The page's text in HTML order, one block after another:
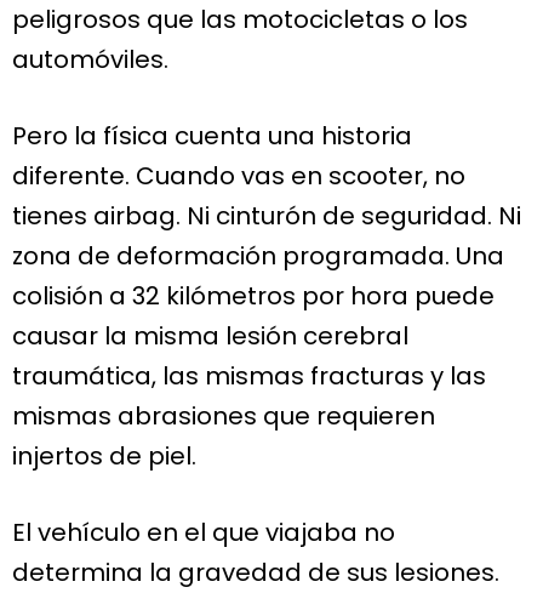
peligrosos que las motocicletas o los
automóviles.
Pero la física cuenta una historia
diferente. Cuando vas en scooter, no
tienes airbag. Ni cinturón de seguridad. Ni
zona de deformación programada. Una
colisión a 32 kilómetros por hora puede
causar la misma lesión cerebral
traumática, las mismas fracturas y las
mismas abrasiones que requieren
injertos de piel.
El vehículo en el que viajaba no
determina la gravedad de sus lesiones.